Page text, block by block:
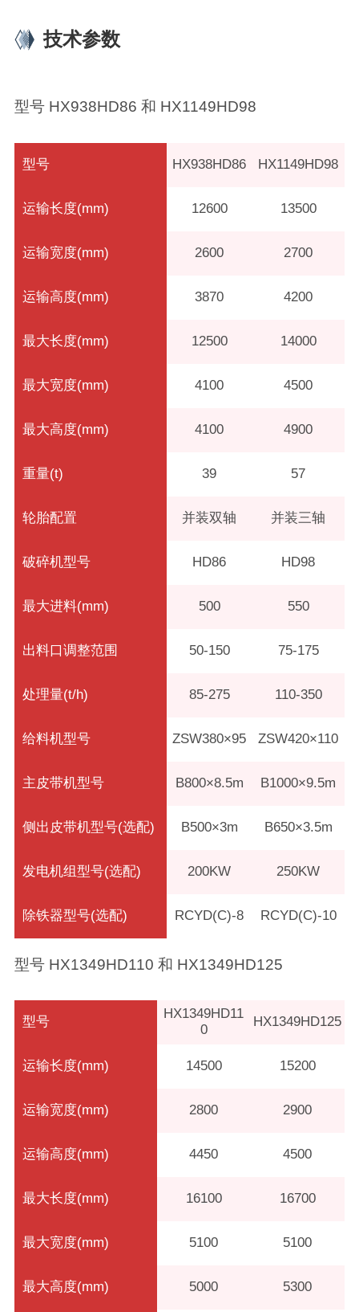
技术参数
型号 HX938HD86 和 HX1149HD98
型号 HX938HD86 HX1149HD98
运输长度(mm) 12600 13500
运输宽度(mm) 2600 2700
运输高度(mm) 3870 4200
最大长度(mm) 12500 14000
最大宽度(mm) 4100 4500
最大高度(mm) 4100 4900
重量(t) 39 57
轮胎配置 并装双轴 并装三轴
破碎机型号 HD86 HD98
最大进料(mm) 500 550
出料口调整范围 50-150 75-175
处理量(t/h) 85-275 110-350
给料机型号 ZSW380×95 ZSW420×110
主皮带机型号 B800×8.5m B1000×9.5m
侧出皮带机型号(选配) B500×3m B650×3.5m
发电机组型号(选配) 200KW 250KW
除铁器型号(选配) RCYD(C)-8 RCYD(C)-10
型号 HX1349HD110 和 HX1349HD125
型号
HX1349HD11
0
HX1349HD125
运输长度(mm) 14500 15200
运输宽度(mm) 2800 2900
运输高度(mm) 4450 4500
最大长度(mm) 16100 16700
最大宽度(mm) 5100 5100
最大高度(mm) 5000 5300